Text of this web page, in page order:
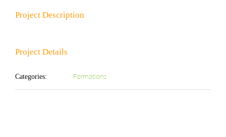
Project Description
Project Details
Categories: Formations